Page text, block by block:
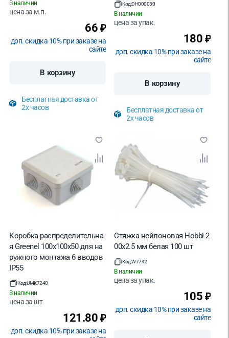
В наличии
цена за м.п.
66 ₽
доп. скидка 10% при заказе на
сайте
В корзину
Бесплатная доставка от
2х часов
Код:DH000030
В наличии
цена заупак.
180 ₽
доп. скидка 10% при заказе на
сайте
В корзину
Бесплатная доставка от
2х часов
Коробка распределительна
я Greenel 100х100х50 для на
ружного монтажа 6 вводов
IP55
Код:UMK7240
В наличии
цена за шт
121.80 ₽
доп. скидка 10% при заказе на
Стяжка нейлоновая Hobbi 2
00х2.5 мм белая 100 шт
Код:W7742
В наличии
цена заупак.
105 ₽
доп. скидка 10% при заказе на
сайте